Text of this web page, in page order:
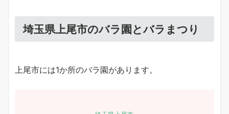
埼玉県上尾市のバラ園とバラまつり
上尾市には1か所のバラ園があります。